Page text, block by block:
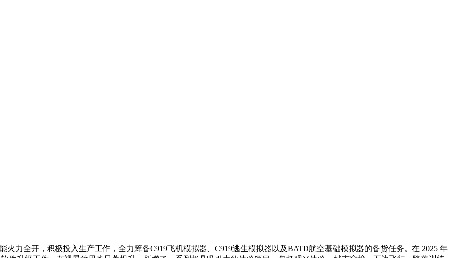
火力全开，积极投入生产工作，全力筹备C919飞机模拟器、C919逃生模拟器以及BATD航空基础模拟器的备货任务。在 2025 年